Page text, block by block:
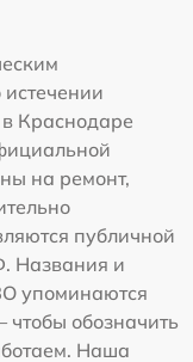
Краснодаре
на ремонт,
публичной
Названия и
упоминаются
обозначить
Наша